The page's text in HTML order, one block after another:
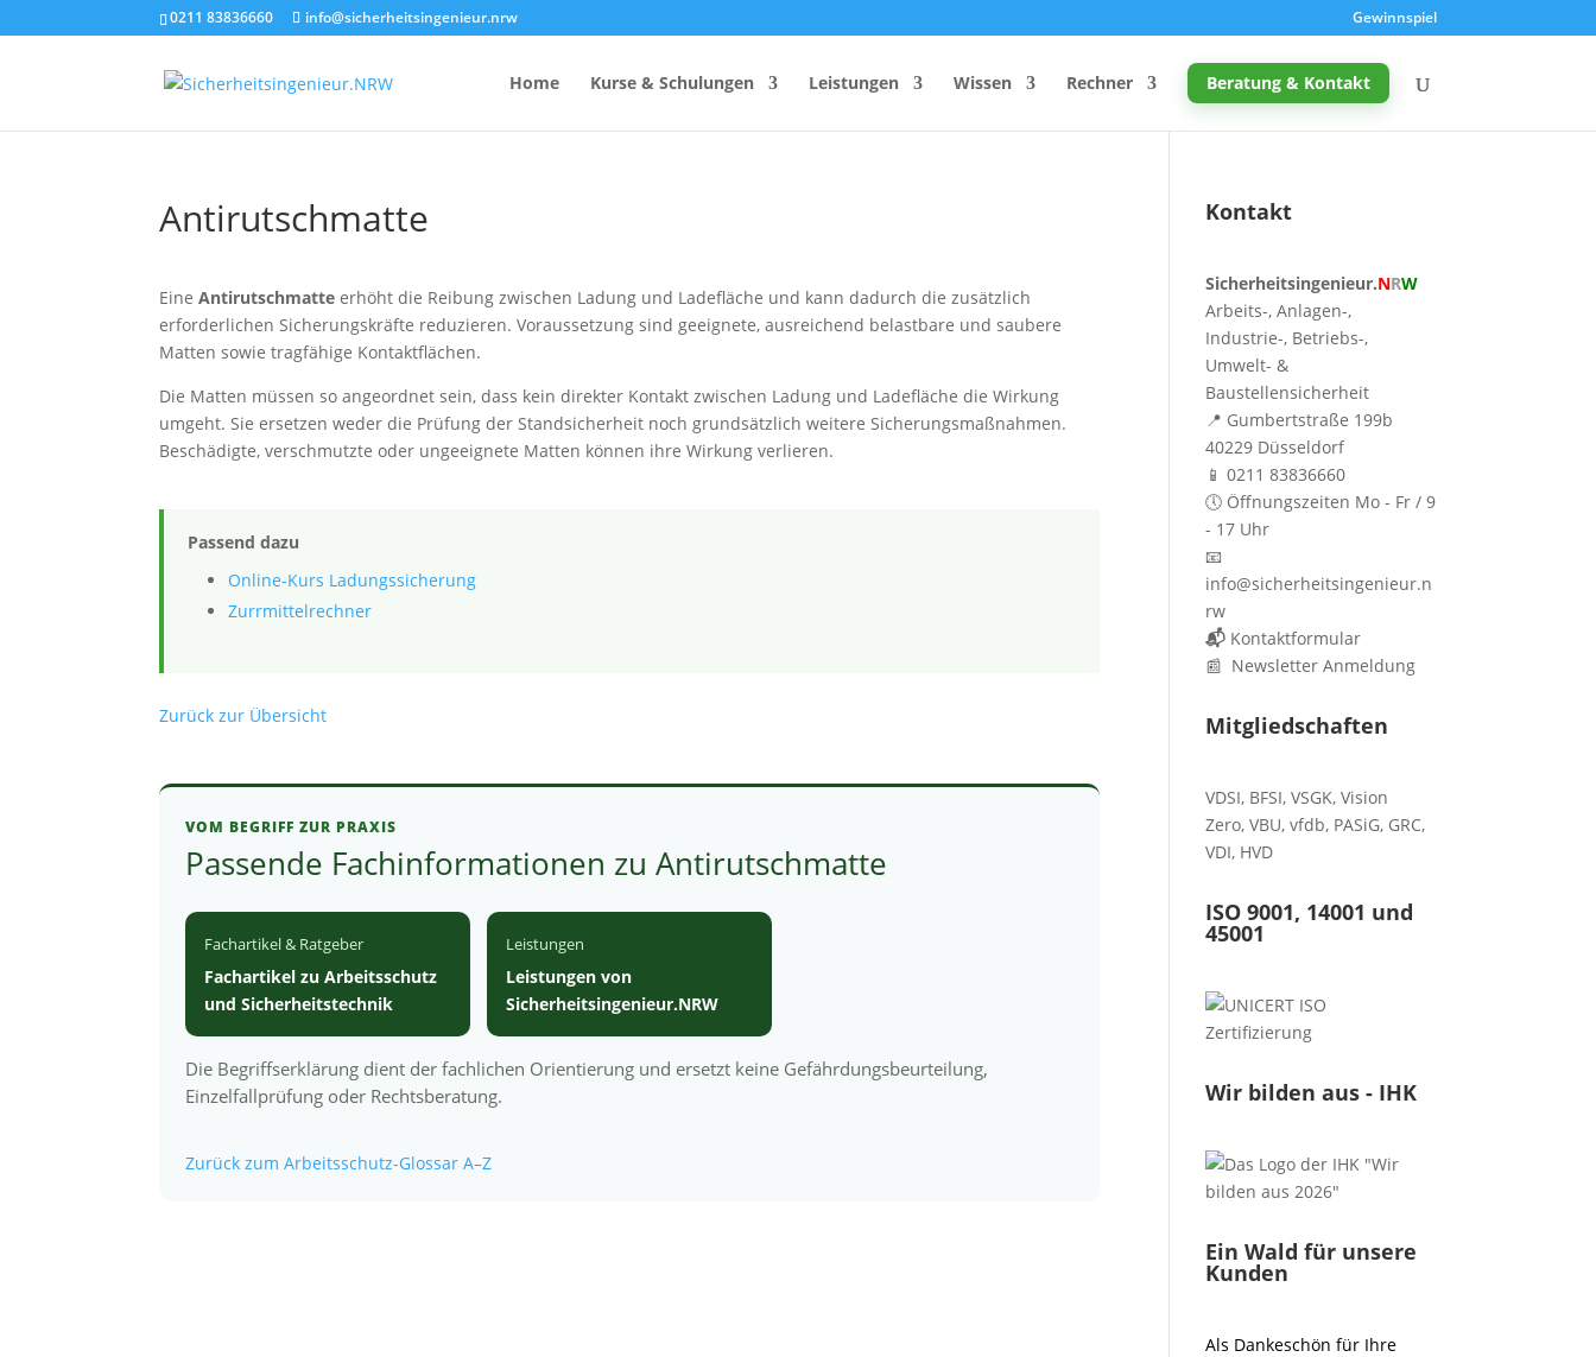
0211 83836660 info@sicherheitsingenieur.nrw Gewinnspiel
Home Kurse & Schulungen Leistungen Wissen Rechner
Feuerlöscher-Rechner
Kosten eines Brandschutzkonzepts
Einsatzzeitenrechner DGUV
Vorschrift 2
Schneelast-Rechner
Zurrmittel & Ladungssicherung
Schreibtischhöhe berechnen
Mutterschutz: Frist berechnen
Taupunkt & Schimmelgefahr
Beratung & Kontakt
Antirutschmatte
EineAntirutschmatte erhöht die Reibung zwischen Ladung und Ladefläche und kann dadurch die zusätzlich
erforderlichen Sicherungskräfte reduzieren. Voraussetzung sind geeignete, ausreichend belastbare und saubere
Matten sowie tragfähige Kontaktflächen.
Die Matten müssen so angeordnet sein, dass kein direkter Kontakt zwischen Ladung und Ladefläche die Wirkung
umgeht. Sie ersetzen weder die Prüfung der Standsicherheit noch grundsätzlich weitere Sicherungsmaßnahmen.
Beschädigte, verschmutzte oder ungeeignete Matten können ihre Wirkung verlieren.
Passend dazu
Online-Kurs Ladungssicherung
Zurrmittelrechner
Zurück zur Übersicht
VOM BEGRIFF ZUR PRAXIS
Passende Fachinformationen zu Antirutschmatte
Fachartikel & Ratgeber
Fachartikel zu Arbeitsschutz
und Sicherheitstechnik
Leistungen
Leistungen von
Sicherheitsingenieur.NRW
Die Begriffserklärung dient der fachlichen Orientierung und ersetzt keine Gefährdungsbeurteilung,
Einzelfallprüfung oder Rechtsberatung.
Zurück zum Arbeitsschutz-Glossar A–Z
Kontakt
Sicherheitsingenieur.NRW
Arbeits-, Anlagen-,
Industrie-, Betriebs-,
Umwelt- &
Baustellensicherheit
📍 Gumbertstraße 199b
40229 Düsseldorf
📱 0211 83836660
🕔 Öffnungszeiten Mo - Fr / 9
- 17 Uhr
📧
info@sicherheitsingenieur.n
rw
📬 Kontaktformular
📰 Newsletter Anmeldung
Mitgliedschaften
VDSI, BFSI,VSGK,Vision
Zero,VBU,vfdb, PASiG, GRC,
VDI, HVD
ISO 9001, 14001 und
45001
Wir bilden aus - IHK
Ein Wald für unsere
Kunden
Als Dankeschön für Ihre